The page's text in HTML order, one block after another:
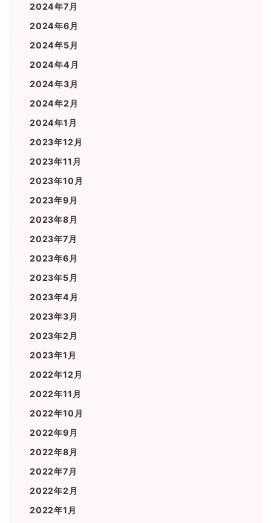
2024年7月
2024年6月
2024年5月
2024年4月
2024年3月
2024年2月
2024年1月
2023年12月
2023年11月
2023年10月
2023年9月
2023年8月
2023年7月
2023年6月
2023年5月
2023年4月
2023年3月
2023年2月
2023年1月
2022年12月
2022年11月
2022年10月
2022年9月
2022年8月
2022年7月
2022年2月
2022年1月